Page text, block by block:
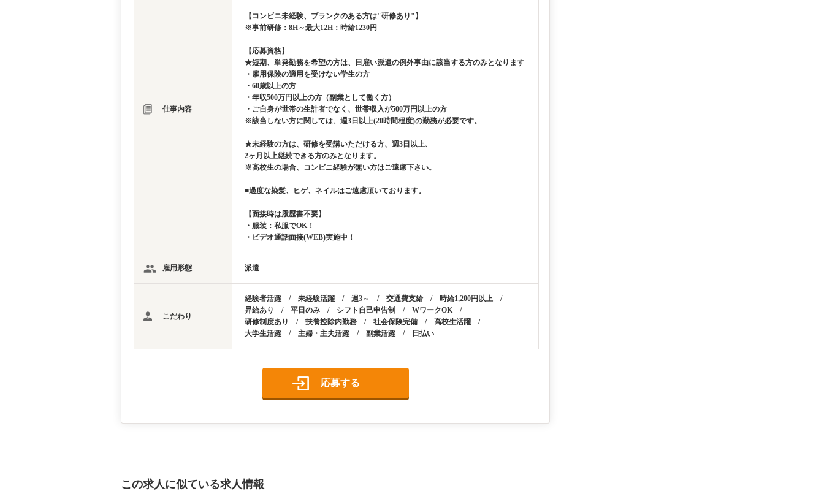
仕事内容
【コンビニ未経験、ブランクのある方は"研修あり"】
※事前研修：8H～最大12H：時給1230円
【応募資格】
★短期、単発勤務を希望の方は、日雇い派遣の例外事由に該当する方のみとなります
・雇用保険の適用を受けない学生の方
・60歳以上の方
・年収500万円以上の方（副業として働く方）
・ご自身が世帯の生計者でなく、世帯収入が500万円以上の方
※該当しない方に関しては、週3日以上(20時間程度)の勤務が必要です。
★未経験の方は、研修を受講いただける方、週3日以上、
2ヶ月以上継続できる方のみとなります。
※高校生の場合、コンビニ経験が無い方はご遠慮下さい。
■過度な染髪、ヒゲ、ネイルはご遠慮頂いております。
【面接時は履歴書不要】
・服装：私服でOK！
・ビデオ通話面接(WEB)実施中！
雇用形態 派遣
こだわり
経験者活躍 / 未経験活躍 / 週3～ / 交通費支給 / 時給1,200円以上 /
昇給あり / 平日のみ / シフト自己申告制 / WワークOK /
研修制度あり / 扶養控除内勤務 / 社会保険完備 / 高校生活躍 /
大学生活躍 / 主婦・主夫活躍 / 副業活躍 / 日払い
応募する
この求人に似ている求人情報